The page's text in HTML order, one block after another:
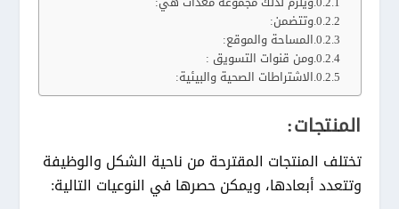
وتتضمن:
المساحة والموقع:
ومن قنوات التسويق :
الاشتراطات الصحية والبيئية:
المنتجات:
تختلف المنتجات المقترحة من ناحية الشكل والوظيفة
وتتعدد أبعادها، ويمكن حصرها في النوعيات التالية: